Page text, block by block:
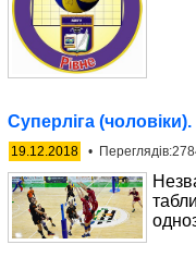
Суперліга
19.12.2018 •